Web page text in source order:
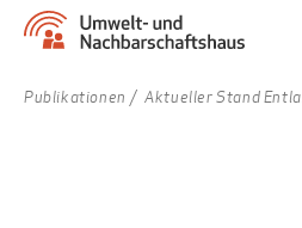
Publikationen Aktueller Stand